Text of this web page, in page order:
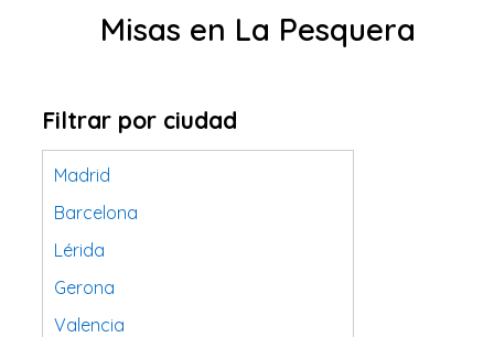
Misas en La Pesquera
Filtrar por ciudad
Madrid
Barcelona
Lérida
Gerona
Valencia